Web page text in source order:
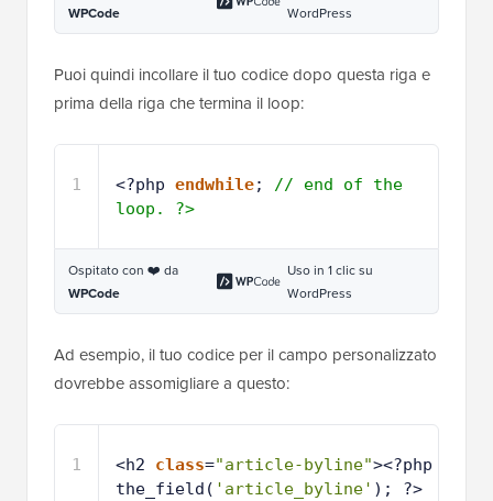
WPCode
WordPress
Puoi quindi incollare il tuo codice dopo questa riga e
prima della riga che termina il loop:
1 <?php endwhile;
// end of the
loop. ?>
Ospitato con ❤️ da
WPCode
Uso in 1 clic su
WordPress
Ad esempio, il tuo codice per il campo personalizzato
dovrebbe assomigliare a questo:
1 <h2 class="article-byline"><?php
the_field( 'article_byline' ); ?>